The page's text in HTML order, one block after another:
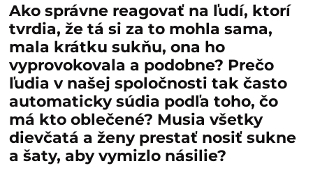
Ako správne reagovať na ľudí, ktorí
tvrdia, že tá si za to mohla sama,
mala krátku sukňu, ona ho
vyprovokovala a podobne? Prečo
ľudia v našej spoločnosti tak často
automaticky súdia podľa toho, čo
má kto oblečené? Musia všetky
dievčatá a ženy prestať nosiť sukne
a šaty, aby vymizlo násilie?